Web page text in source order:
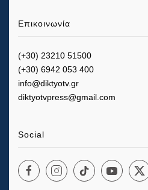
Επικοινωνία
(+30) 23210 51500
(+30) 6942 053 400
info@diktyotv.gr
diktyotvpress@gmail.com
Social